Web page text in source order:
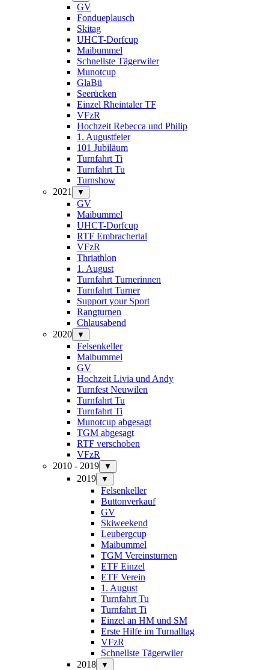
GV
Fondueplausch
Skitag
UHCT-Dorfcup
Maibummel
Schnellste Tägerwiler
Munotcup
GlaBü
Seerücken
Einzel Rheintaler TF
VFzR
Hochzeit Rebecca und Philip
1. Augustfeier
101 Jubiläum
Turnfahrt Ti
Turnfahrt Tu
Turnshow
2021
▼
GV
Maibummel
UHCT-Dorfcup
RTF Embrachertal
VFzR
Thriathlon
1. August
Turnfahrt Turnerinnen
Turnfahrt Turner
Support your Sport
Rangturnen
Chlausabend
2020
▼
Felsenkeller
Maibummel
GV
Hochzeit Livia und Andy
Turnfest Neuwilen
Turnfahrt Tu
Turnfahrt Ti
Munotcup abgesagt
TGM abgesagt
RTF verschoben
VFzR
2010 - 2019
▼
2019 ▼
Felsenkeller
Buttonverkauf
GV
Skiweekend
Leubergcup
Maibummel
TGM Vereinsturnen
ETF Einzel
ETF Verein
1. August
Turnfahrt Tu
Turnfahrt Ti
Einzel an HM und SM
Erste Hilfe im Turnalltag
VFzR
Schnellste Tägerwiler
2018
▼